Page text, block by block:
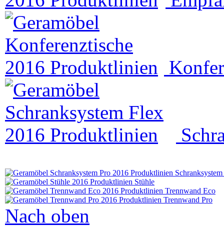
Stühle
Trennwand Eco
Trennwand Pro
Nach oben